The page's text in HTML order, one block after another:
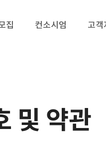
집 컨소시엄 고객
및 약관